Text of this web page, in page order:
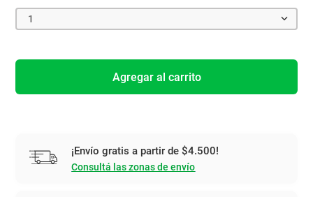
1
Agregar al carrito
¡Envío gratis a partir de $4.500!
Consultá las zonas de envío